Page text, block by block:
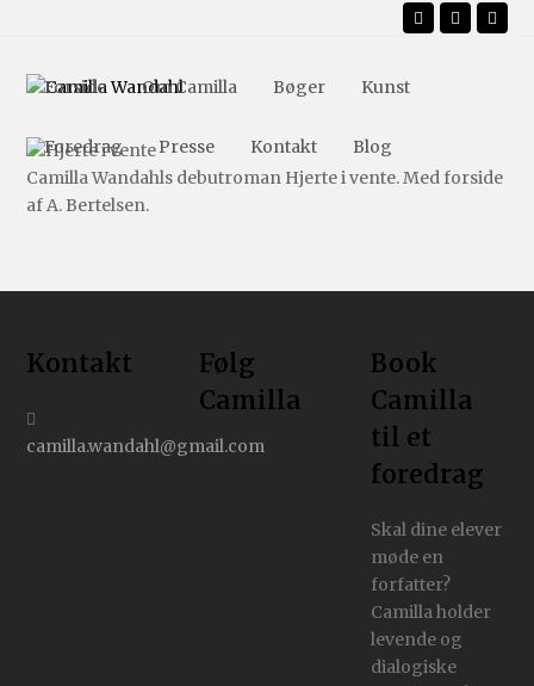
Facebook
Forside Om Camilla Bøger Kunst
Foredrag Presse Kontakt
Blog
Camilla Wandahls debutroman Hjerte i vente. Med forside
af A. Bertelsen.
Kontakt
camilla.wandahl@gmail.com
Følg
Camilla
Book
Camilla
til et
foredrag
Skal dine elever
møde en
forfatter?
Camilla holder
levende og
dialogiske